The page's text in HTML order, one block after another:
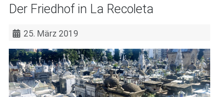
Der Friedhof in La Recoleta
25. März 2019